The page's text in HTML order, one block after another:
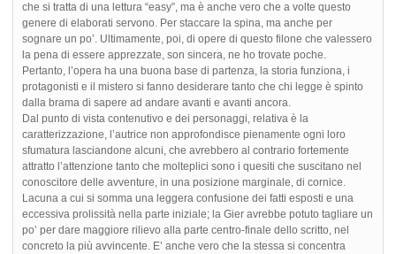
che si tratta di una lettura “easy”, ma è anche vero che a volte questo
genere di elaborati servono. Per staccare la spina, ma anche per
sognare un po’. Ultimamente, poi, di opere di questo filone che valessero
la pena di essere apprezzate, son sincera, ne ho trovate poche.
Pertanto, l’opera ha una buona base di partenza, la storia funziona, i
protagonisti e il mistero si fanno desiderare tanto che chi legge è spinto
dalla brama di sapere ad andare avanti e avanti ancora.
Dal punto di vista contenutivo e dei personaggi, relativa è la
caratterizzazione, l’autrice non approfondisce pienamente ogni loro
sfumatura lasciandone alcuni, che avrebbero al contrario fortemente
attratto l’attenzione tanto che molteplici sono i quesiti che suscitano nel
conoscitore delle avventure, in una posizione marginale, di cornice.
Lacuna a cui si somma una leggera confusione dei fatti esposti e una
eccessiva prolissità nella parte iniziale; la Gier avrebbe potuto tagliare un
po’ per dare maggiore rilievo alla parte centro-finale dello scritto, nel
concreto la più avvincente. E’ anche vero che la stessa si concentra